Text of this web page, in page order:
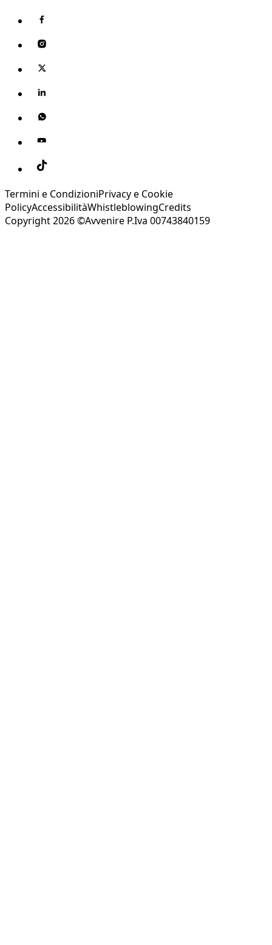
Termini e CondizioniPrivacy e Cookie
PolicyAccessibilitàWhistleblowingCredits
Copyright 2026 ©Avvenire P.Iva 00743840159